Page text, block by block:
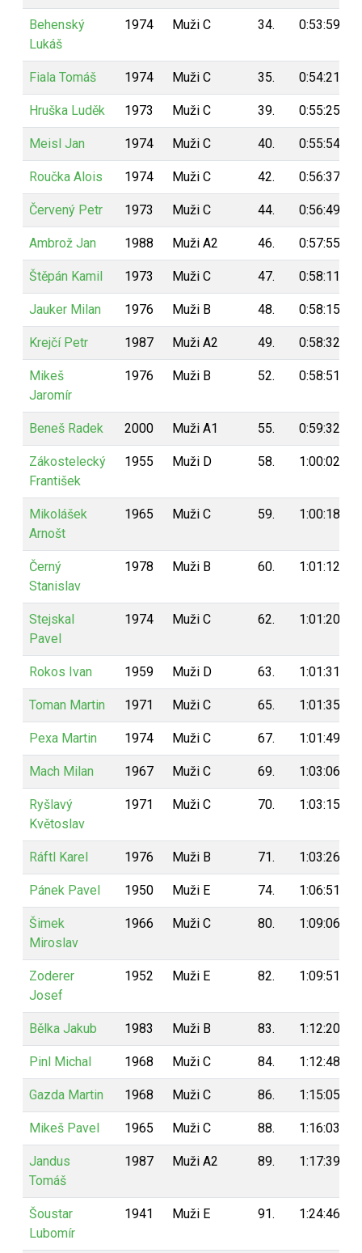
Behenský
Lukáš
1974 Muži C 34. 0:53:59
Fiala Tomáš 1974 Muži C 35. 0:54:21
Hruška Luděk 1973 Muži C 39. 0:55:25
Meisl Jan 1974 Muži C 40. 0:55:54
Roučka Alois 1974 Muži C 42. 0:56:37
Červený Petr 1973 Muži C 44. 0:56:49
Ambrož Jan 1988 Muži A2 46. 0:57:55
Štěpán Kamil 1973 Muži C 47. 0:58:11
Jauker Milan 1976 Muži B 48. 0:58:15
Krejčí Petr 1987 Muži A2 49. 0:58:32
Mikeš
Jaromír
1976 Muži B 52. 0:58:51
Beneš Radek 2000 Muži A1 55. 0:59:32
Zákostelecký
František
1955 Muži D 58. 1:00:02
Mikolášek
Arnošt
1965 Muži C 59. 1:00:18
Černý
Stanislav
1978 Muži B 60. 1:01:12
Stejskal
Pavel
1974 Muži C 62. 1:01:20
Rokos Ivan 1959 Muži D 63. 1:01:31
Toman Martin 1971 Muži C 65. 1:01:35
Pexa Martin 1974 Muži C 67. 1:01:49
Mach Milan 1967 Muži C 69. 1:03:06
Ryšlavý
Květoslav
1971 Muži C 70. 1:03:15
Ráftl Karel 1976 Muži B 71. 1:03:26
Pánek Pavel 1950 Muži E 74. 1:06:51
Šimek
Miroslav
1966 Muži C 80. 1:09:06
Zoderer
Josef
1952 Muži E 82. 1:09:51
Bělka Jakub 1983 Muži B 83. 1:12:20
Pinl Michal 1968 Muži C 84. 1:12:48
Gazda Martin 1968 Muži C 86. 1:15:05
Mikeš Pavel 1965 Muži C 88. 1:16:03
Jandus
Tomáš
1987 Muži A2 89. 1:17:39
Šoustar
Lubomír
1941 Muži E 91. 1:24:46